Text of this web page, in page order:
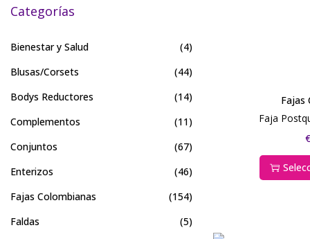
Fajas
Faja
€
Categorías
Bienestar y Salud
(4)
Blusas/Corsets
(44)
Bodys Reductores
(14)
Complementos
(11)
Conjuntos
(67)
Enterizos
(46)
Fajas Colombianas
(154)
Faldas
(5)